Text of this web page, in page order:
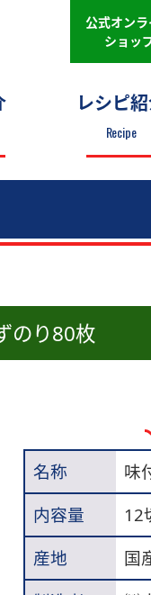
レシピ
Recipe
のり80枚
名称
味
内容量
12
産地
国
公式オンラ
ショッ